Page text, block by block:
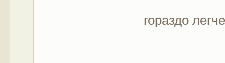
гораздо